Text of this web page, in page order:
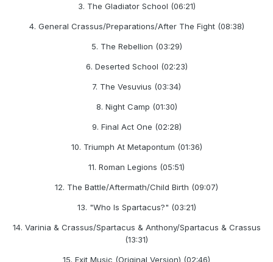
3. The Gladiator School (06:21)
4. General Crassus/Preparations/After The Fight (08:38)
5. The Rebellion (03:29)
6. Deserted School (02:23)
7. The Vesuvius (03:34)
8. Night Camp (01:30)
9. Final Act One (02:28)
10. Triumph At Metapontum (01:36)
11. Roman Legions (05:51)
12. The Battle/Aftermath/Child Birth (09:07)
13. "Who Is Spartacus?" (03:21)
14. Varinia & Crassus/Spartacus & Anthony/Spartacus & Crassus
(13:31)
15. Exit Music (Original Version) (02:46)